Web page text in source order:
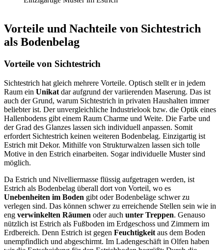
Vorteile und Nachteile von Sichtestrich
als Bodenbelag
Vorteile von Sichtestrich
Sichtestrich hat gleich mehrere Vorteile. Optisch stellt er in jedem
Raum ein Unikat dar aufgrund der variierenden Maserung. Das ist
auch der Grund, warum Sichtestrich in privaten Haushalten immer
beliebter ist. Der unvergleichliche Industrielook bzw. die Optik eines
Hallenbodens gibt einem Raum Charme und Weite. Die Farbe und
der Grad des Glanzes lassen sich individuell anpassen. Somit
erfordert Sichtestrich keinen weiteren Bodenbelag. Einzigartig ist
Estrich mit Dekor. Mithilfe von Strukturwalzen lassen sich tolle
Motive in den Estrich einarbeiten. Sogar individuelle Muster sind
möglich.
Da Estrich und Nivelliermasse flüssig aufgetragen werden, ist
Estrich als Bodenbelag überall dort von Vorteil, wo es
Unebenheiten im Boden gibt oder Bodenbeläge schwer zu
verlegen sind. Das können schwer zu erreichende Stellen sein wie in
eng verwinkelten Räumen oder auch unter Treppen. Genauso
nützlich ist Estrich als Fußboden im Erdgeschoss und Zimmern im
Erdbereich. Denn Estrich ist gegen Feuchtigkeit aus dem Boden
unempfindlich und abgeschirmt. Im Ladengeschäft in Olfen haben